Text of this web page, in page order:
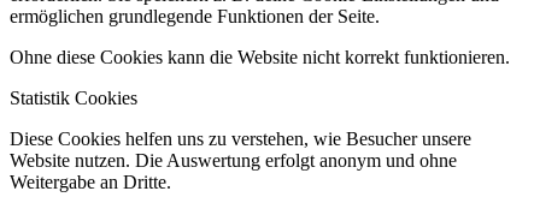
ermöglichen grundlegende Funktionen der Seite.
Ohne diese Cookies kann die Website nicht korrekt funktionieren.
Statistik Cookies
Diese Cookies helfen uns zu verstehen, wie Besucher unsere
Website nutzen. Die Auswertung erfolgt anonym und ohne
Weitergabe an Dritte.